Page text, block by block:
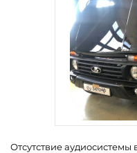
Отсутствие